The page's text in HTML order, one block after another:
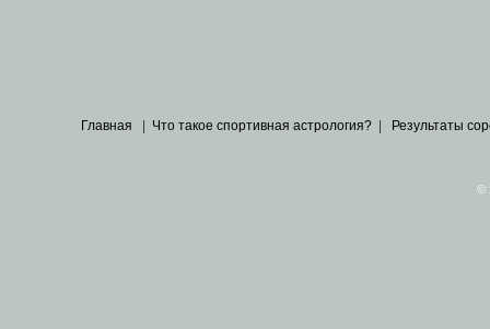
Главная | Что такое спортивная астрология? | Результаты
©